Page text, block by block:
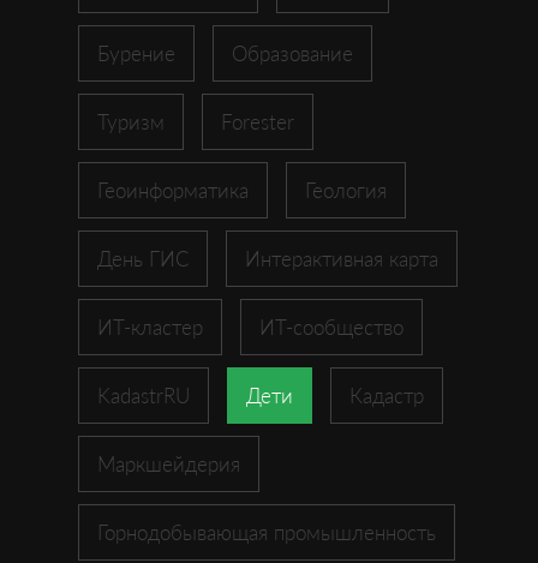
Бурение Образование
Туризм Forester
Геоинформатика Геология
День ГИС Интерактивная карта
ИТ-кластер ИТ-сообщество
KadastrRU Дети Кадастр
Маркшейдерия
Горнодобывающая промышленность